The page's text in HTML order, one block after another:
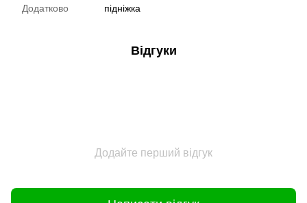
Додатково підніжка
Відгуки
Додайте перший відгук